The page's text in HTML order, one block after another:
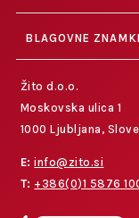
BLAGOVNE
Žito d.o.o.
Moskovska ulica 1
1000 Ljubljana,
E: info@zito.si
T: +386(0)1 5876